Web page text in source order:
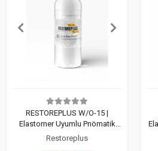
RESTOREPLUS W/O-15 |
Elastomer Uyumlu Pnömatik
Sistem Yağı (1 Lt)
Restoreplus